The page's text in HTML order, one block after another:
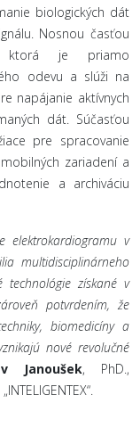
biologických dát
Nosnou časťou
ktorá je priamo
odevu a slúži na
napájanie aktívnych
dát. Súčasťou
pre spracovanie
zariadení a
a archiváciu
elektrokardiogramu v
multidisciplinárneho
získané v
potvrdením, že
biomedicíny a
nové revolučné
Janoušek, PhD.,